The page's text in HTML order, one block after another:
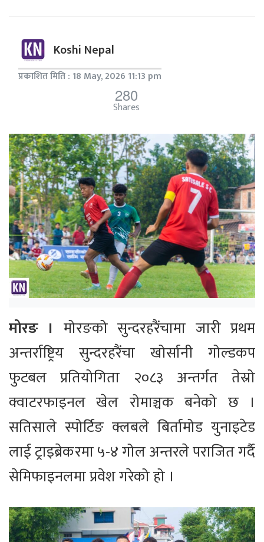
Koshi Nepal
प्रकाशित मिति : 18 May, 2026 11:13 pm
280
Shares
मोरङ । मोरङको सुन्दरहरैंचामा जारी प्रथम
अन्तर्राष्ट्रिय सुन्दरहरैंचा खोर्सानी गोल्डकप
फुटबल प्रतियोगिता २०८३ अन्तर्गत तेस्रो
क्वाटरफाइनल खेल रोमाञ्चक बनेको छ ।
सतिसाले स्पोर्टिङ क्लबले बिर्तामोड युनाइटेड
लाई ट्राइब्रेकरमा ५-४ गोल अन्तरले पराजित गर्दै
सेमिफाइनलमा प्रवेश गरेको हो ।